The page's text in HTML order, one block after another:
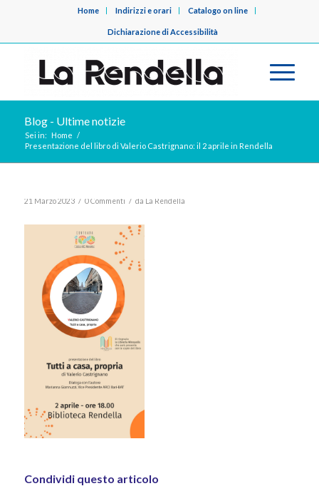
Home Indirizzi e orari Catalogo on line
Dichiarazione di Accessibilità
Blog - Ultime notizie
Sei in: Home /
Presentazione del libro di Valerio Castrignano: il 2 aprile in Rendella
21 Marzo 2023 / 0 Commenti / da La Rendella
Condividi questo articolo